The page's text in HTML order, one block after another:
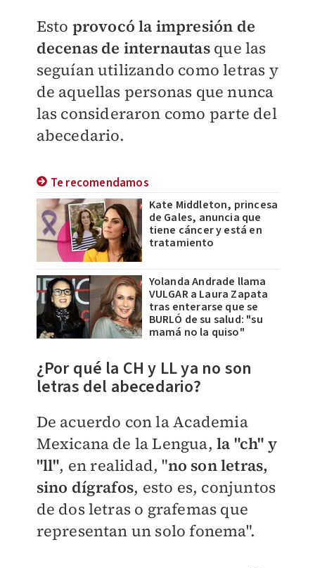
Esto provocó la impresión de
decenas de internautasque las
seguían utilizando como letras y
de aquellas personas que nunca
las consideraron como parte del
abecedario.
Te recomendamos
Kate Middleton, princesa
de Gales, anuncia que
tiene cáncer y está en
tratamiento
Yolanda Andrade llama
VULGAR a Laura Zapata
tras enterarse que se
BURLÓ de su salud: "su
mamá no la quiso"
¿Por qué la CH y LL ya no son
letras del abecedario?
De acuerdo con laAcademia
Mexicana de la Lengua, la "ch" y
"ll", en realidad, "no son letras,
sino dígrafos, esto es, conjuntos
de dos letras o grafemas que
representan un solo fonema".